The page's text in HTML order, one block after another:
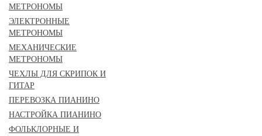
МЕТРОНОМЫ
ЭЛЕКТРОННЫЕ
МЕТРОНОМЫ
МЕХАНИЧЕСКИЕ
МЕТРОНОМЫ
ЧЕХЛЫ ДЛЯ СКРИПОК И
ГИТАР
ПЕРЕВОЗКА ПИАНИНО
НАСТРОЙКА ПИАНИНО
ФОЛЬКЛОРНЫЕ И